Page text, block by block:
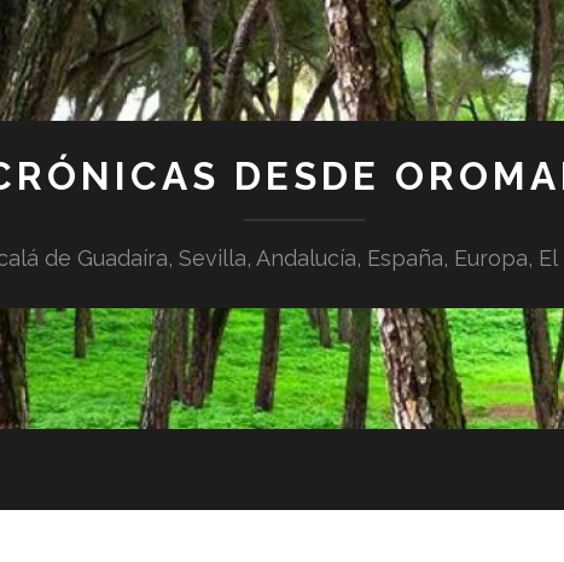
DESDE
de Guadaíra, Sevilla, Andalucía, España, Europa,